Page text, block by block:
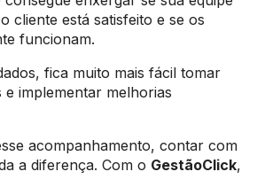
cliente está satisfeito e se os
funcionam.
fica muito mais fácil tomar
e implementar melhorias
acompanhamento, contar com
a diferença. Com o GestãoClick,